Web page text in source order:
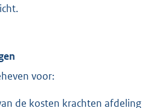
voor:
de kosten krachten afdeling